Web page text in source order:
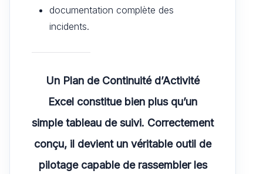
documentation complète des
incidents.
Un Plan de Continuité d’Activité
Excel constitue bien plus qu’un
simple tableau de suivi. Correctement
conçu, il devient un véritable outil de
pilotage capable de rassembler les